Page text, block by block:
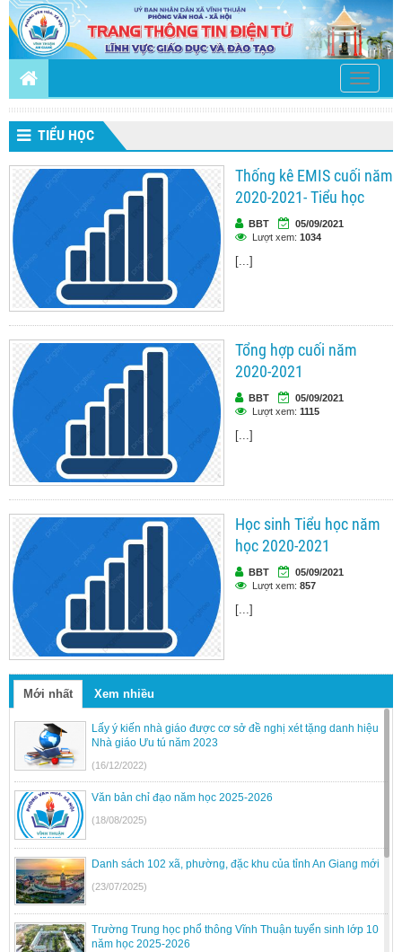
Toggle
TIỂU HỌC
Thống kê EMIS cuối năm
2020-2021- Tiểu học
BBT
05/09/2021
Lượt xem: 1034
[...]
Tổng hợp cuối năm
2020-2021
BBT
05/09/2021
Lượt xem: 1115
[...]
Học sinh Tiểu học năm
học 2020-2021
BBT
05/09/2021
Lượt xem: 857
[...]
Mới nhất Xem nhiều
Lấy ý kiến nhà giáo được cơ sở đề nghị xét tặng danh hiệu
Nhà giáo Ưu tú năm 2023
(16/12/2022)
Văn bản chỉ đạo năm học 2025-2026
(18/08/2025)
Danh sách 102 xã, phường, đặc khu của tỉnh An Giang mới
(23/07/2025)
Trường Trung học phổ thông Vĩnh Thuận tuyển sinh lớp 10
năm học 2025-2026